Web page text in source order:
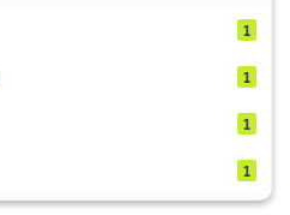
1
1
1
1